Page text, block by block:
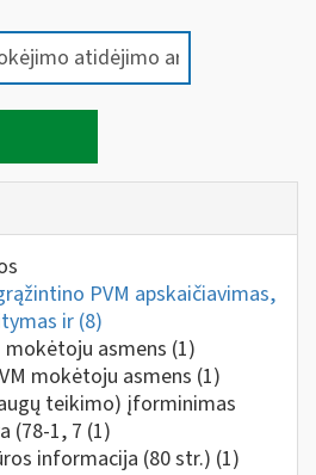
PVM apskaičiavimas,
ir (8)
asmens (1)
mokėtoju asmens (1)
teikimo) įforminimas
(78-1, 7 (1)
informacija (80 str.) (1)